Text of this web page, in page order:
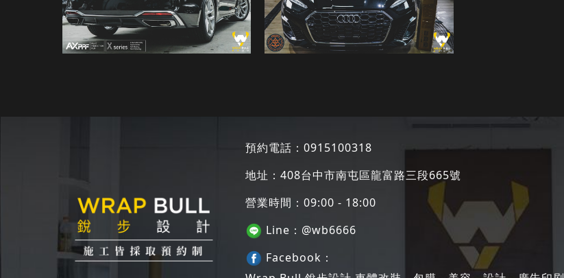
預約電話：0915100318
地址：408台中市南屯區龍富路三段665號
營業時間：09:00 - 18:00
Line： @wb6666
Facebook：